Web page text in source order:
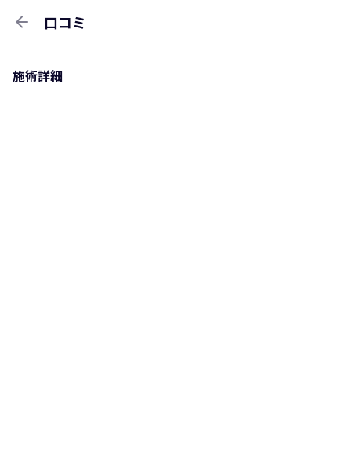
arrow_back 口コミ
施術詳細